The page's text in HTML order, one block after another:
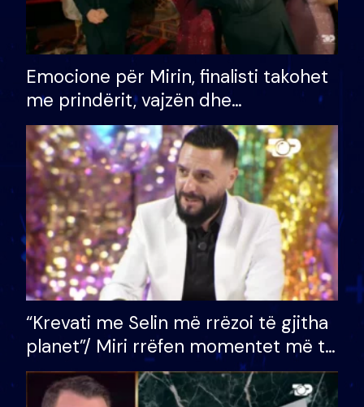
Emocione për Mirin, finalisti takohet
me prindërit, vajzën dhe
bashkëshorten: S’kemi ndonjë letër
divorci apo jo?
“Krevati me Selin më rrëzoi të gjitha
planet”/ Miri rrëfen momentet më të
bukura në shtëpinë e BB VIP: Do më
mungojë zilja e mëngjesit kur…